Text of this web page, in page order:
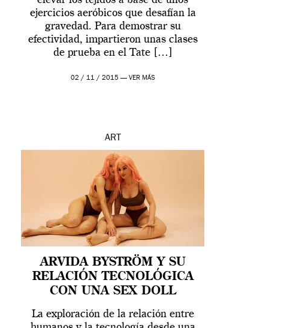
ejercicios aeróbicos que desafían la
gravedad. Para demostrar su
efectividad, impartieron unas clases
de prueba en el Tate […]
02 / 11 / 2015 — VER MÁS
ART
ARVIDA BYSTRÖM Y SU
RELACIÓN TECNOLÓGICA
CON UNA SEX DOLL
La exploración de la relación entre